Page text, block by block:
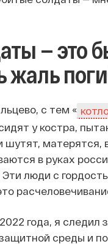
— это
жаль
с тем «
у костра,
матерятся,
в руках
Эти люди с
года, я следил
среды и